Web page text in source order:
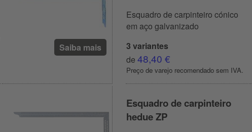
Saiba mais
Esquadro de carpinteiro cónico
em aço galvanizado
3 variantes
de 48,40 €
Preço de varejo recomendado sem IVA.
Esquadro de carpinteiro
hedue ZP